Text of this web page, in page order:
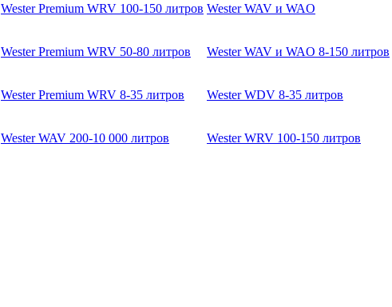
Wester Premium WRV 100-150 литров Wester WAV и WAO
Wester Premium WRV 50-80 литров Wester WAV и WAO 8-150 литров
Wester Premium WRV 8-35 литров Wester WDV 8-35 литров
Wester WAV 200-10 000 литров Wester WRV 100-150 литров